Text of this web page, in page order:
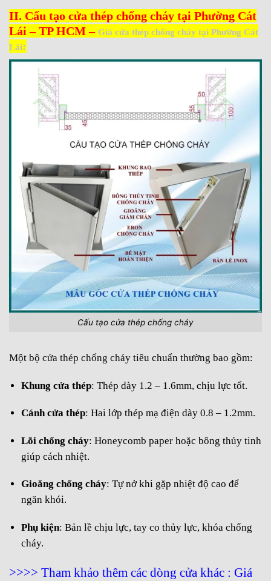
II. Cấu tạo cửa thép chống cháy tại Phường Cát
Lái – TP HCM – Giá cửa thép chống cháy tại Phường Cát
Lái:
Cấu tạo cửa thép chống cháy
Một bộ cửa thép chống cháy tiêu chuẩn thường bao gồm:
Khung cửa thép: Thép dày 1.2 – 1.6mm, chịu lực tốt.
Cánh cửa thép: Hai lớp thép mạ điện dày 0.8 – 1.2mm.
Lõi chống cháy: Honeycomb paper hoặc bông thủy tinh
giúp cách nhiệt.
Gioăng chống cháy: Tự nở khi gặp nhiệt độ cao để
ngăn khói.
Phụ kiện: Bản lề chịu lực, tay co thủy lực, khóa chống
cháy.
>>>> Tham khảo thêm các dòng cửa khác : Giá